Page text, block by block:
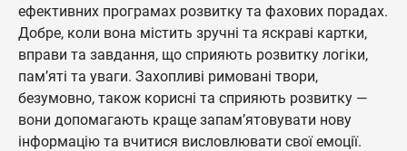
ефективних програмах розвитку та фахових порадах.
Добре, коли вона містить зручні та яскраві картки,
вправи та завдання, що сприяють розвитку логіки,
пам’яті та уваги. Захопливі римовані твори,
безумовно, також корисні та сприяють розвитку —
вони допомагають краще запам’ятовувати нову
інформацію та вчитися висловлювати свої емоції.